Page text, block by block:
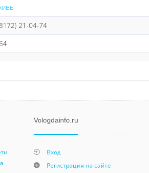
21-04-74
Vologdainfo.ru
Вход
Регистрация на сайте